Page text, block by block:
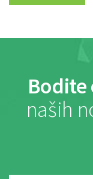
Bodite
naših